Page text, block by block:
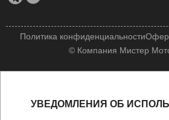
© Компания Мистер
Политика конфиденциальности
УВЕДОМЛЕНИЯ ОБ